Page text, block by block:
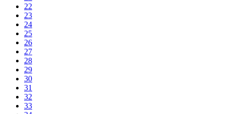
22
23
24
25
26
27
28
29
30
31
32
33